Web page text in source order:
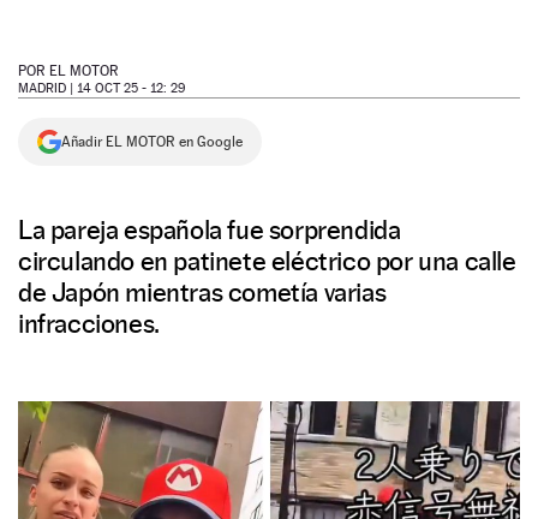
POR EL MOTOR
MADRID | 14 OCT 25 - 12: 29
Añadir EL MOTOR en Google
La pareja española fue sorprendida
circulando en patinete eléctrico por una calle
de Japón mientras cometía varias
infracciones.